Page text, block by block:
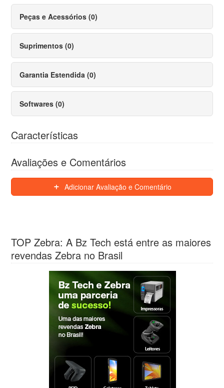
Peças e Acessórios (0)
Suprimentos (0)
Garantia Estendida (0)
Softwares (0)
Características
Avaliações e Comentários
Adicionar Avaliação e Comentário
TOP Zebra: A Bz Tech está entre as maiores
revendas Zebra no Brasil